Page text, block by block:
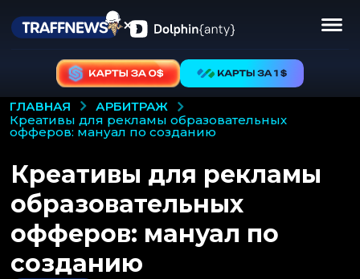
ГЛАВНАЯ
АРБИТРАЖ
креативы для рекламы образовательных
офферов: мануал по созданию
Креативы для рекламы
образовательных
офферов: мануал по
созданию